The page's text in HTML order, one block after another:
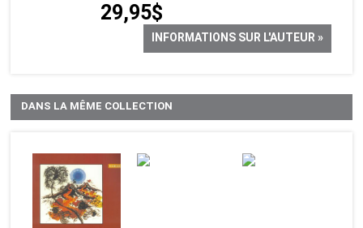
29,95$
INFORMATIONS SUR L'AUTEUR »
DANS LA MÊME COLLECTION